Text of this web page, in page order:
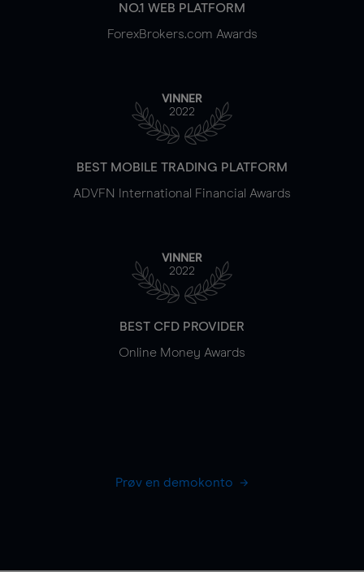
NO.1 WEB PLATFORM
ForexBrokers.com Awards
VINNER
2022
BEST MOBILE TRADING PLATFORM
ADVFN International Financial Awards
VINNER
2022
BEST CFD PROVIDER
Online Money Awards
Prøv en demokonto